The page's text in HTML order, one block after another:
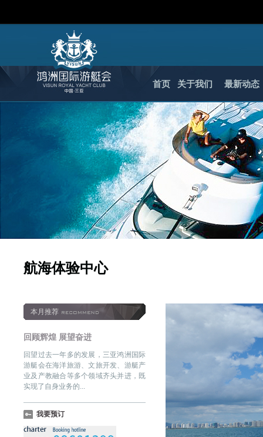
首页 关于我们 最新动态
航海体验中心
本月推荐
回顾辉煌 展望奋进
回望过去一年多的发展，三亚鸿洲国际
游艇会在海洋旅游、文旅开发、游艇产
业及产教融合等多个领域齐头并进，既
实现了自身业务的...
我要预订